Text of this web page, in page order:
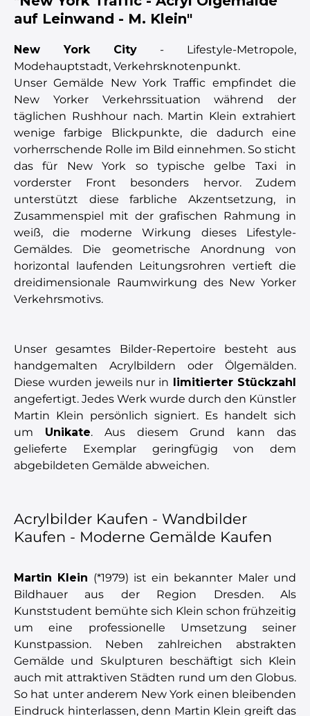
auf Leinwand - M. Klein"
New York City - Lifestyle-Metropole,
Modehauptstadt, Verkehrsknotenpunkt.
Unser Gemälde New York Traffic empfindet die
New Yorker Verkehrssituation während der
täglichen Rushhour nach. Martin Klein extrahiert
wenige farbige Blickpunkte, die dadurch eine
vorherrschende Rolle im Bild einnehmen. So sticht
das für New York so typische gelbe Taxi in
vorderster Front besonders hervor. Zudem
unterstützt diese farbliche Akzentsetzung, in
Zusammenspiel mit der grafischen Rahmung in
weiß, die moderne Wirkung dieses Lifestyle-
Gemäldes. Die geometrische Anordnung von
horizontal laufenden Leitungsrohren vertieft die
dreidimensionale Raumwirkung des New Yorker
Verkehrsmotivs.
Unser gesamtes Bilder-Repertoire besteht aus
handgemalten Acrylbildern oder Ölgemälden.
Diese wurden jeweils nur in limitierter Stückzahl
angefertigt. Jedes Werk wurde durch den Künstler
Martin Klein persönlich signiert. Es handelt sich
um Unikate. Aus diesem Grund kann das
gelieferte Exemplar geringfügig von dem
abgebildeten Gemälde abweichen.
Acrylbilder Kaufen - Wandbilder
Kaufen - Moderne Gemälde Kaufen
Martin Klein (*1979) ist ein bekannter Maler und
Bildhauer aus der Region Dresden. Als
Kunststudent bemühte sich Klein schon frühzeitig
um eine professionelle Umsetzung seiner
Kunstpassion. Neben zahlreichen abstrakten
Gemälde und Skulpturen beschäftigt sich Klein
auch mit attraktiven Städten rund um den Globus.
So hat unter anderem New York einen bleibenden
Eindruck hinterlassen, denn Martin Klein greift das